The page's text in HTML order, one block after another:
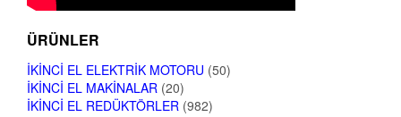
ÜRÜNLER
İKINCI EL ELEKTRIK MOTORU (50)
İKINCI EL MAKINALAR (20)
İKINCI EL REDÜKTÖRLER (982)